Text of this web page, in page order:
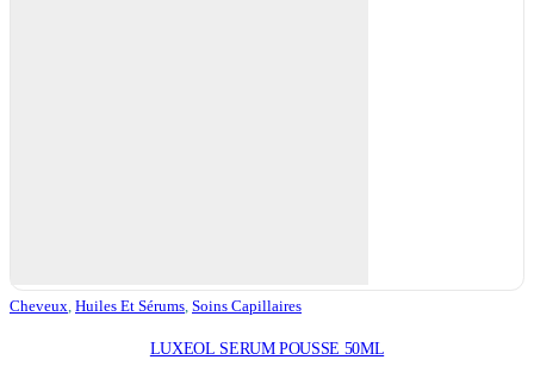
Cheveux Huiles Et Sérums Soins Capillaires
LUXEOL SERUM POUSSE 50ML